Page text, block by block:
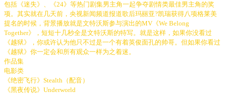
包括《迷失》、《24》等热门剧集男主角一起争夺剧情类最佳男主角的奖
项。其实就在几天前，央视新闻频道报道歌后玛丽亚?凯瑞获得八项格莱美
提名的时候，背景播放就是文特沃斯参与演出的MV《We Belong
Together》，短短十几秒全是文特沃斯的特写。就是这样，如果你没看过
《越狱》，你或许认为他只不过是一个有着英俊面孔的帅哥。但如果你看过
《越狱》你一定会和所有观众一样为之着迷。
作品集
电影类
《绝密飞行》Stealth（配音）
《黑夜传说》Underworld